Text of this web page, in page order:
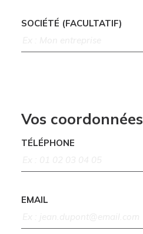
SOCIÉTÉ (FACULTATIF)
Vos coordonnées
TÉLÉPHONE
EMAIL